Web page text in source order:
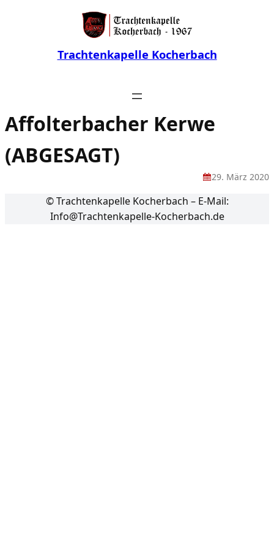
Trachtenkapelle Kocherbach
Affolterbacher Kerwe
(ABGESAGT)
29. März 2020
© Trachtenkapelle Kocherbach – E-Mail:
Info@Trachtenkapelle-Kocherbach.de